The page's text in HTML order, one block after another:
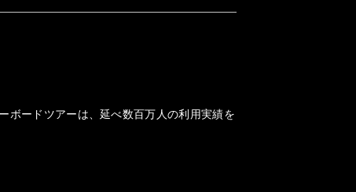
ボードツアーは、延べ数百万人の利用実績を